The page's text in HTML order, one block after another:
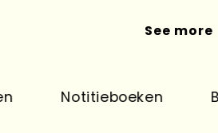
See more
Notitieboeken